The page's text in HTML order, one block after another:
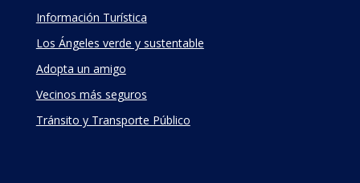
Información Turística
Los Ángeles verde y sustentable
Adopta un amigo
Vecinos más seguros
Tránsito y Transporte Público